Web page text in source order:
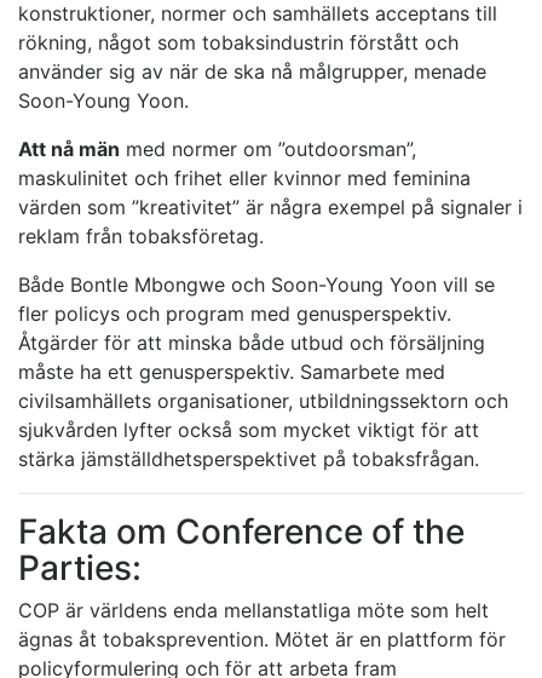
konstruktioner, normer och samhällets acceptans till
rökning, något som tobaksindustrin förstått och
använder sig av när de ska nå målgrupper, menade
Soon-Young Yoon.
Att nå män med normer om ”outdoorsman”,
maskulinitet och frihet eller kvinnor med feminina
värden som ”kreativitet” är några exempel på signaler i
reklam från tobaksföretag.
Både Bontle Mbongwe och Soon-Young Yoon vill se
fler policys och program med genusperspektiv.
Åtgärder för att minska både utbud och försäljning
måste ha ett genusperspektiv. Samarbete med
civilsamhällets organisationer, utbildningssektorn och
sjukvården lyfter också som mycket viktigt för att
stärka jämställdhetsperspektivet på tobaksfrågan.
Fakta om Conference of the
Parties:
COP är världens enda mellanstatliga möte som helt
ägnas åt tobaksprevention. Mötet är en plattform för
policyformulering och för att arbeta fram